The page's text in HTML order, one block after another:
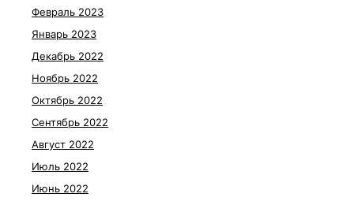
Февраль 2023
Январь 2023
Декабрь 2022
Ноябрь 2022
Октябрь 2022
Сентябрь 2022
Август 2022
Июль 2022
Июнь 2022